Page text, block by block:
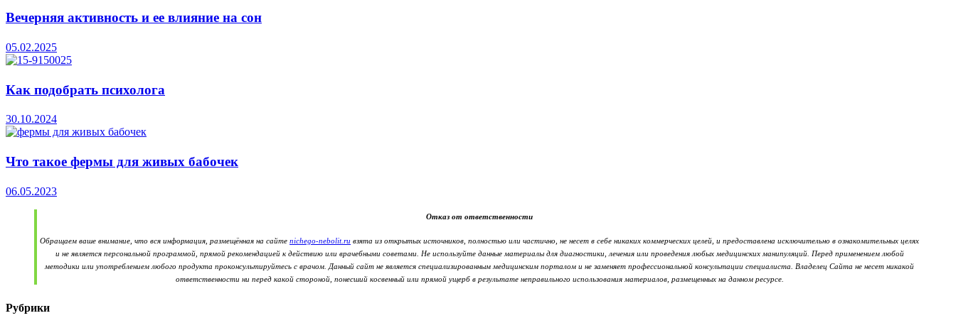
Вечерняя активность и ее влияние на сон
05.02.2025
Как подобрать психолога
30.10.2024
Что такое фермы для живых бабочек
06.05.2023
Отказ от ответственности
Обращаем ваше внимание, что вся информация, размещённая на сайте nichego-nebolit.ru взята из открытых источников, полностью или частично, не несет в себе никаких коммерческих целей, и предоставлена исключительно в ознакомительных целях
и не является персональной программой, прямой рекомендацией к действию или врачебными советами. Не используйте данные материалы для диагностики, лечения или проведения любых медицинских манипуляций. Перед применением любой
методики или употреблением любого продукта проконсультируйтесь с врачом. Данный сайт не является специализированным медицинским порталом и не заменяет профессиональной консультации специалиста. Владелец Сайта не несет никакой
ответственности ни перед какой стороной, понесший косвенный или прямой ущерб в результате неправильного использования материалов, размещенных на данном ресурсе.
Рубрики